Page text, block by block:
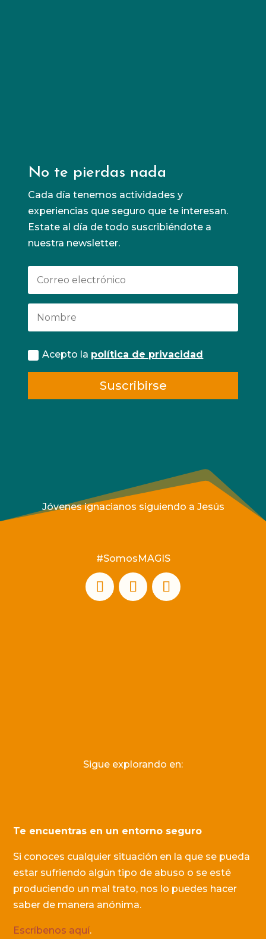
No te pierdas nada
Cada día tenemos actividades y
experiencias que seguro que te interesan.
Estate al día de todo suscribiéndote a
nuestra newsletter.
Acepto la política de privacidad
Suscribirse
Jóvenes ignacianos siguiendo a Jesús
#SomosMAGIS
Sigue explorando en:
Te encuentras en un entorno seguro
Si conoces cualquier situación en la que se pueda
estar sufriendo algún tipo de abuso o se esté
produciendo un mal trato, nos lo puedes hacer
saber de manera anónima.
Escríbenos aquí.